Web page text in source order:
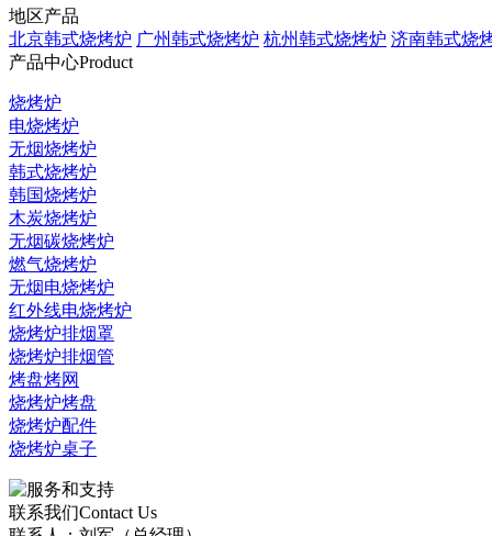
地区产品
北京韩式烧烤炉 广州韩式烧烤炉 杭州韩式烧烤炉 济南韩式烧
产品中心Product
烧烤炉
电烧烤炉
无烟烧烤炉
韩式烧烤炉
韩国烧烤炉
木炭烧烤炉
无烟碳烧烤炉
燃气烧烤炉
无烟电烧烤炉
红外线电烧烤炉
烧烤炉排烟罩
烧烤炉排烟管
烤盘烤网
烧烤炉烤盘
烧烤炉配件
烧烤炉桌子
联系我们Contact Us